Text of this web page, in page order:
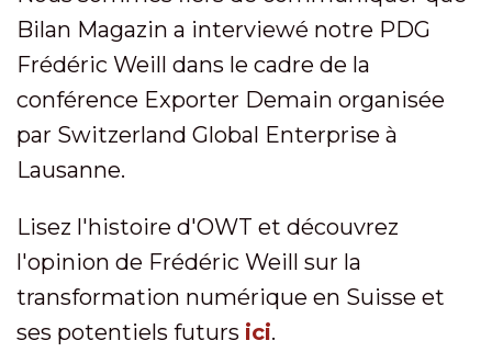
Bilan Magazin a interviewé notre PDG
Frédéric Weill dans le cadre de la
conférence Exporter Demain organisée
par Switzerland Global Enterprise à
Lausanne.
Lisez l'histoire d'OWT et découvrez
l'opinion de Frédéric Weill sur la
transformation numérique en Suisse et
ses potentiels futurs ici.